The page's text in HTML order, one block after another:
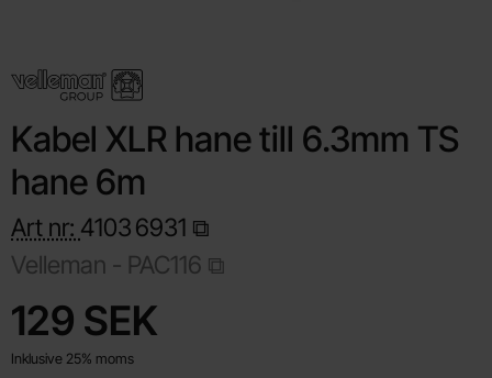
Kabel XLR hane till 6.3mm TS
hane 6m
Art nr: 41036931
Velleman - PAC116
pris
129 SEK
Inklusive 25% moms